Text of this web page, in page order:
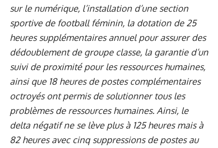
sur le numérique, l’installation d’une section
sportive de football féminin, la dotation de 25
heures supplémentaires annuel pour assurer des
dédoublement de groupe classe, la garantie d’un
suivi de proximité pour les ressources humaines,
ainsi que 18 heures de postes complémentaires
octroyés ont permis de solutionner tous les
problèmes de ressources humaines. Ainsi, le
delta négatif ne se lève plus à 125 heures mais à
82 heures avec cinq suppressions de postes au